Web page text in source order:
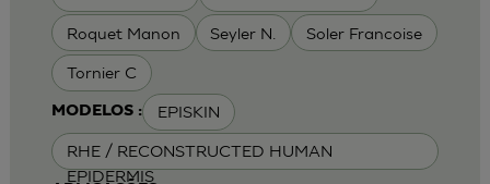
Roquet Manon Seyler N. Soler Francoise
Tornier C
MODELOS : EPISKIN
RHE / RECONSTRUCTED HUMAN
EPIDERMIS